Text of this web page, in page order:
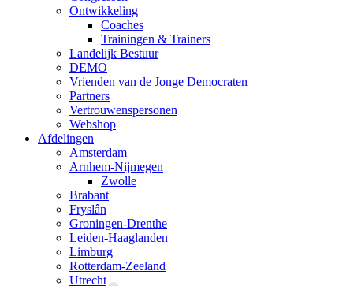
Ontwikkeling
Coaches
Trainingen & Trainers
Landelijk Bestuur
DEMO
Vrienden van de Jonge Democraten
Partners
Vertrouwenspersonen
Webshop
Afdelingen
Amsterdam
Arnhem-Nijmegen
Zwolle
Brabant
Fryslân
Groningen-Drenthe
Leiden-Haaglanden
Limburg
Rotterdam-Zeeland
Utrecht